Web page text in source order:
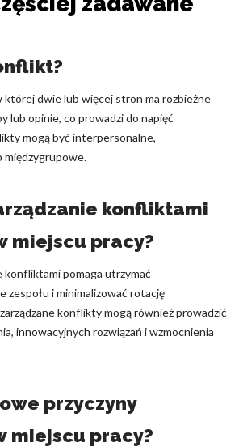
dwie lub więcej stron ma rozbieżne
lub opinie, co prowadzi do napięć
mogą być interpersonalne,
konfliktami
miejscu pracy?
konfliktami pomaga utrzymać
zespołu i minimalizować rotację
konflikty mogą również prowadzić
innowacyjnych rozwiązań i wzmocnienia
przyczyny
miejscu pracy?